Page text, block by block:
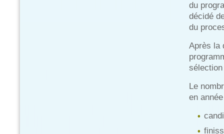
du
décidé
du
Après la
Le
en